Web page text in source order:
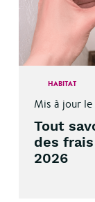
HABITAT
Mis à jour
Tout
des
2026